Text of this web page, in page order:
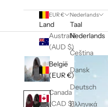
EUR €
Land
Australië
(AUD $)
België
(EUR €)
Canada
(CAD $)
Nederlands
Taal
Nederlands
Čeština
Dansk
Deutsch
Ελληνικά